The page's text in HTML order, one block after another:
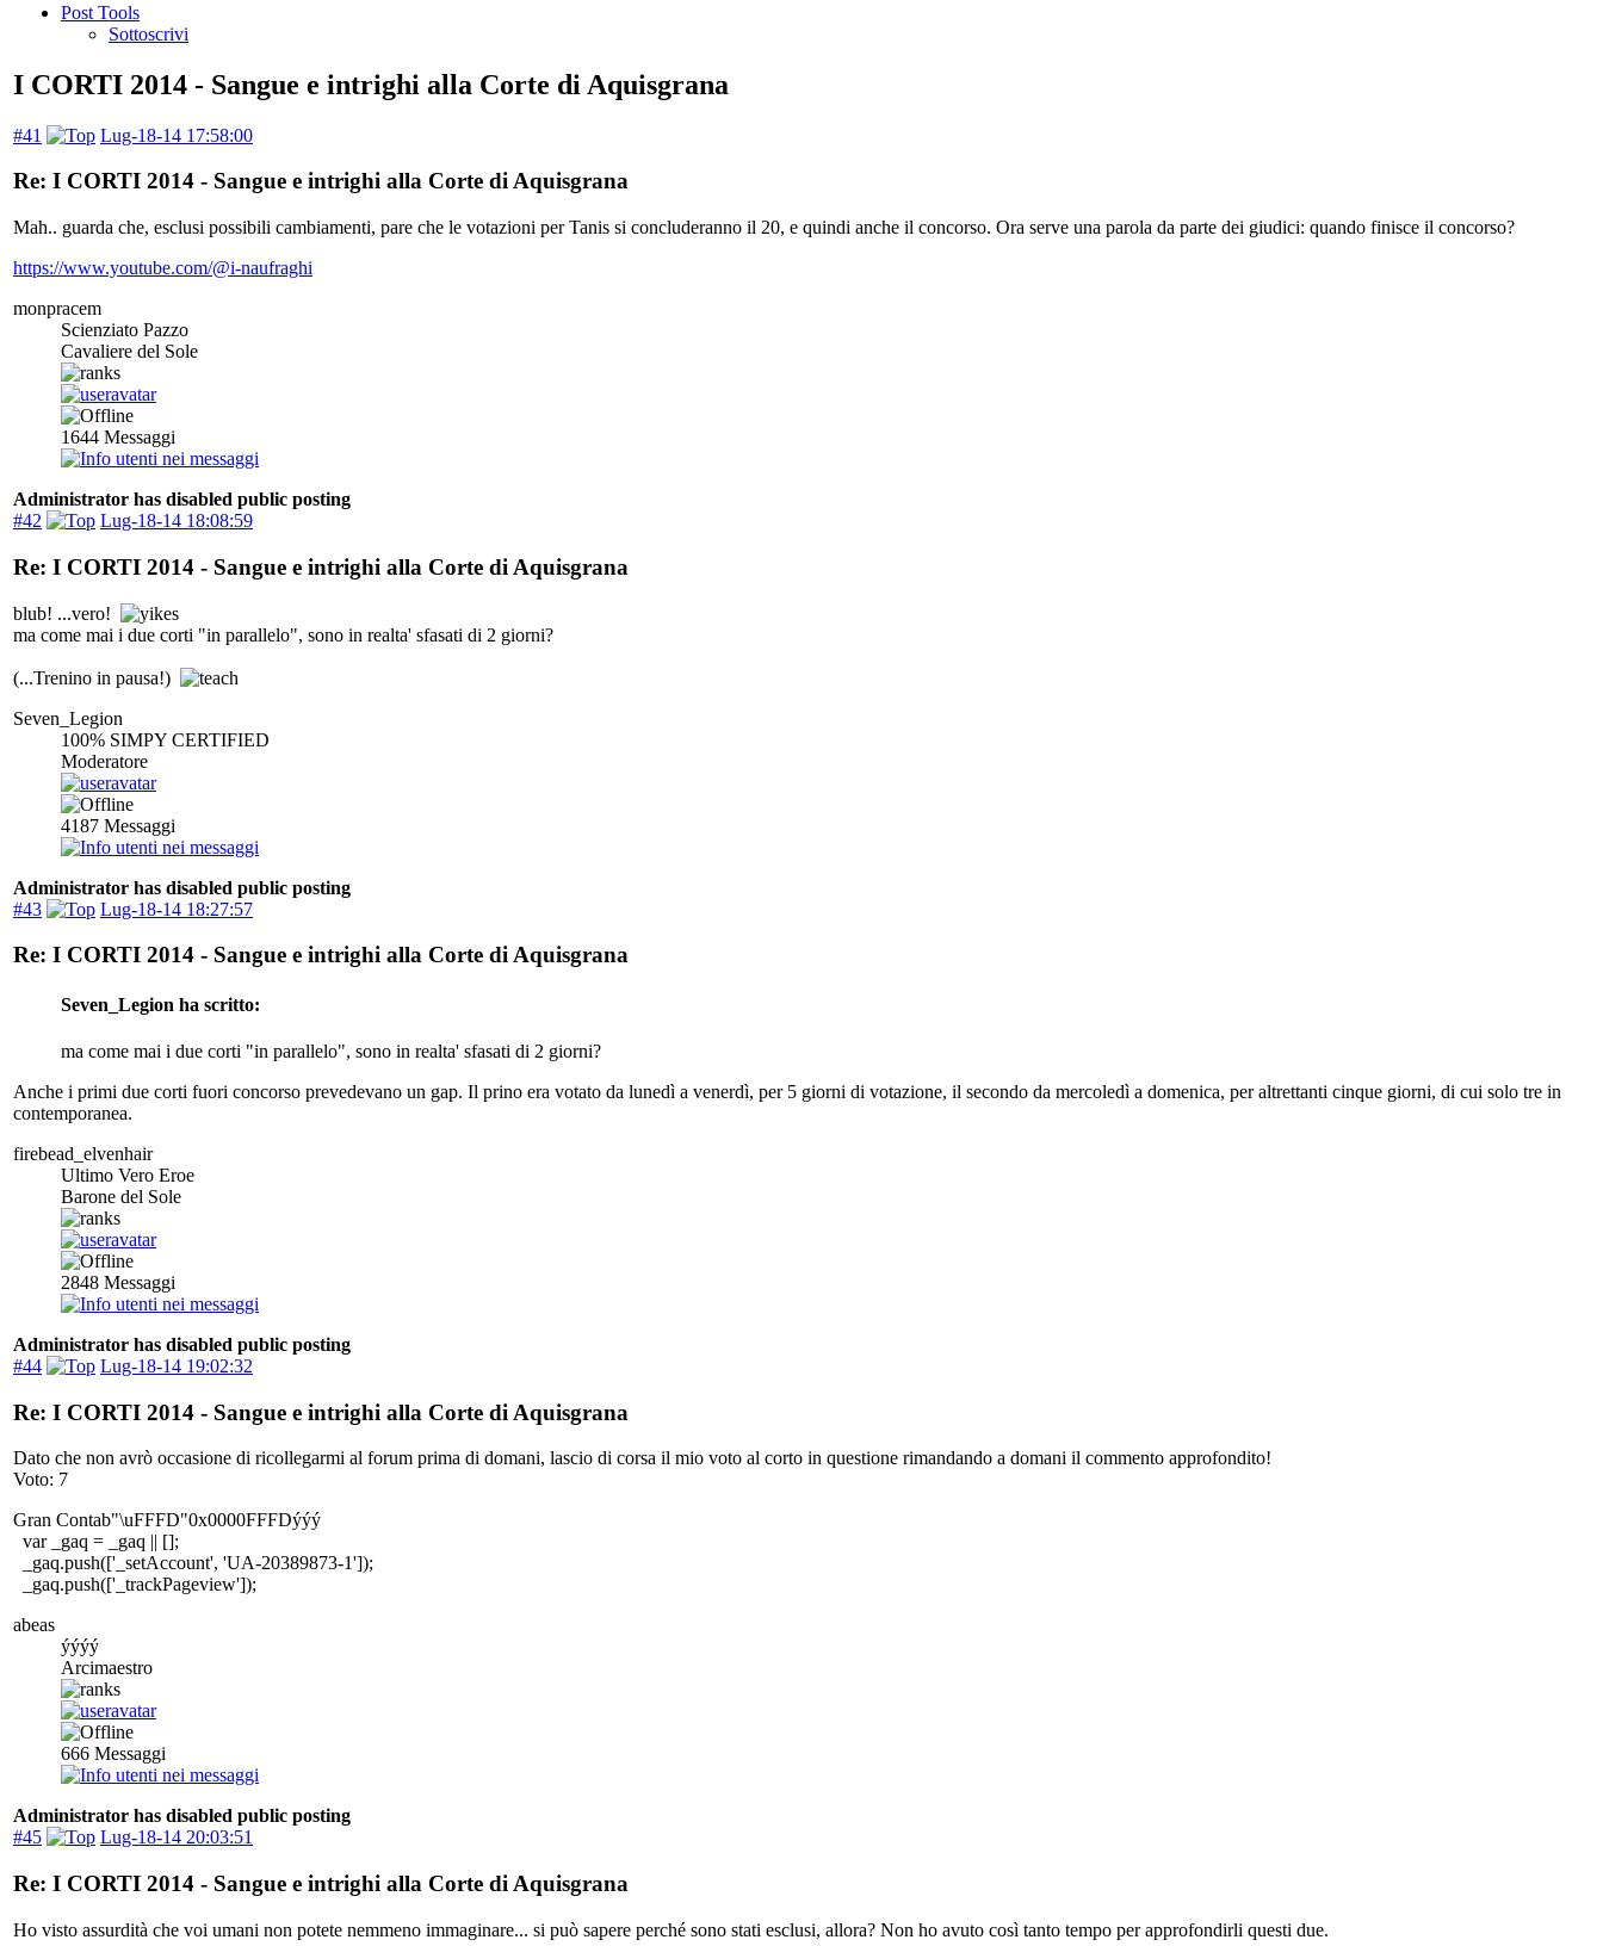
Post Tools
Sottoscrivi
I CORTI 2014 - Sangue e intrighi alla Corte di Aquisgrana
#41 Lug-18-14 17:58:00
Re: I CORTI 2014 - Sangue e intrighi alla Corte di Aquisgrana
Mah.. guarda che, esclusi possibili cambiamenti, pare che le votazioni per Tanis si concluderanno il 20, e quindi anche il concorso. Ora serve una parola da parte dei giudici: quando finisce il concorso?
https://www.youtube.com/@i-naufraghi
monpracem
Scienziato Pazzo
Cavaliere del Sole
1644 Messaggi
Administrator has disabled public posting
#42
Lug-18-14 18:08:59
Re: I CORTI 2014 - Sangue e intrighi alla Corte di Aquisgrana
blub! ...vero!
ma come mai i due corti "in parallelo", sono in realta' sfasati di 2 giorni?
(...Trenino in pausa!)
Seven_Legion
100% SIMPY CERTIFIED
Moderatore
4187 Messaggi
Administrator has disabled public posting
#43
Lug-18-14 18:27:57
Re: I CORTI 2014 - Sangue e intrighi alla Corte di Aquisgrana
Seven_Legion ha scritto:
ma come mai i due corti "in parallelo", sono in realta' sfasati di 2 giorni?
Anche i primi due corti fuori concorso prevedevano un gap. Il prino era votato da lunedì a venerdì, per 5 giorni di votazione, il secondo da mercoledì a domenica, per altrettanti cinque giorni, di cui solo tre in
contemporanea.
firebead_elvenhair
Ultimo Vero Eroe
Barone del Sole
2848 Messaggi
Administrator has disabled public posting
#44
Lug-18-14 19:02:32
Re: I CORTI 2014 - Sangue e intrighi alla Corte di Aquisgrana
Dato che non avrò occasione di ricollegarmi al forum prima di domani, lascio di corsa il mio voto al corto in questione rimandando a domani il commento approfondito!
Voto: 7
Gran Contab"\uFFFD"0x0000FFFDýýý
var _gaq = _gaq || [];
_gaq.push(['_setAccount', 'UA-20389873-1']);
_gaq.push(['_trackPageview']);
abeas
ýýýý
Arcimaestro
666 Messaggi
Administrator has disabled public posting
#45
Lug-18-14 20:03:51
Re: I CORTI 2014 - Sangue e intrighi alla Corte di Aquisgrana
Ho visto assurdità che voi umani non potete nemmeno immaginare... si può sapere perché sono stati esclusi, allora? Non ho avuto così tanto tempo per approfondirli questi due.